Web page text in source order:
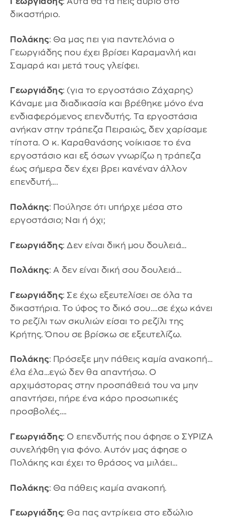
δικαστήριο.
Πολάκης: Θα μας πει για παντελόνια ο
Γεωργιάδης που έχει βρίσει Καραμανλή και
Σαμαρά και μετά τους γλείφει.
Γεωργιάδης: (για το εργοστάσιο Ζάχαρης)
Κάναμε μια διαδικασία και βρέθηκε μόνο ένα
ενδιαφερόμενος επενδυτής. Τα εργοστάσια
ανήκαν στην τράπεζα Πειραιώς, δεν χαρίσαμε
τίποτα. Ο κ. Καραθανάσης νοίκιασε το ένα
εργοστάσιο και εξ όσων γνωρίζω η τράπεζα
έως σήμερα δεν έχει βρει κανέναν άλλον
επενδυτή….
Πολάκης: Πούλησε ότι υπήρχε μέσα στο
εργοστάσιο; Ναι ή όχι;
Γεωργιάδης: Δεν είναι δική μου δουλειά…
Πολάκης: Α δεν είναι δική σου δουλειά…
Γεωργιάδης: Σε έχω εξευτελίσει σε όλα τα
δικαστήρια. Το ύφος το δικό σου….σε έχω κάνει
το ρεζίλι των σκυλιών είσαι το ρεζίλι της
Κρήτης. Όπου σε βρίσκω σε εξευτελίζω.
Πολάκης: Πρόσεξε μην πάθεις καμία ανακοπή…
έλα έλα…εγώ δεν θα απαντήσω. Ο
αρχιμάστορας στην προσπάθειά του να μην
απαντήσει, πήρε ένα κάρο προσωπικές
προσβολές….
Γεωργιάδης: Ο επενδυτής που άφησε ο ΣΥΡΙΖΑ
συνελήφθη για φόνο. Αυτόν μας άφησε ο
Πολάκης και έχει το θράσος να μιλάει…
Πολάκης: Θα πάθεις καμία ανακοπή.
Γεωργιάδης: Θα πας αντρίκεια στο εδώλιο